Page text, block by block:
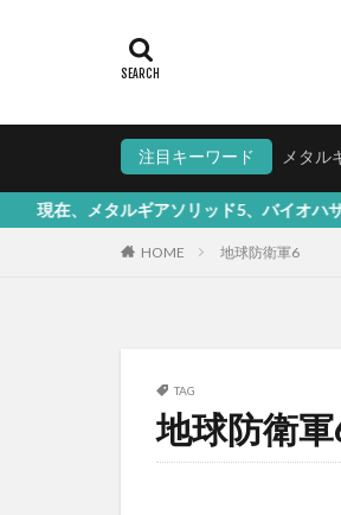
注目キーワード メタル
アソリッド5、バイオハザードヴィレッジ
HOME 地球防衛軍6
TAG
地球防衛